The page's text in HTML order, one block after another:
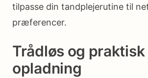
tilpasse din tandplejerutine til
præferencer.
Trådløs og praktisk
opladning